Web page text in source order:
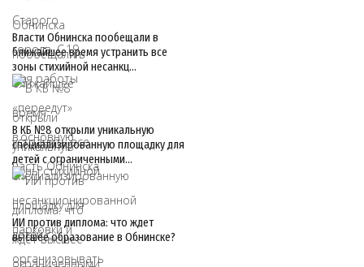
Власти Обнинска пообещали в
ближайшее время устранить все
зоны стихийной несанкц…
В КБ №8 открыли уникальную
специализированную площадку для
детей с ограниченными…
ИИ против диплома: что ждет
высшее образование в Обнинске?